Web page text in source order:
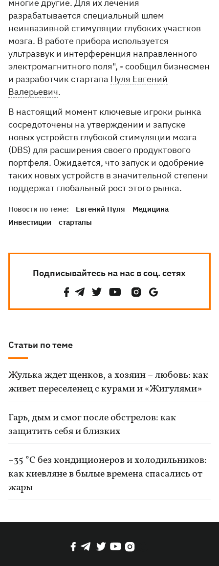
многие другие. Для их лечения
разрабатывается специальный шлем
неинвазивной стимуляции глубоких участков
мозга. В работе прибора используется
ультразвук и интерференция направленного
электромагнитного поля", - сообщил бизнесмен
и разработчик стартапа Пуля Евгений
Валерьевич.
В настоящий момент ключевые игроки рынка
сосредоточены на утверждении и запуске
новых устройств глубокой стимуляции мозга
(DBS) для расширения своего продуктового
портфеля. Ожидается, что запуск и одобрение
таких новых устройств в значительной степени
поддержат глобальный рост этого рынка.
Новости по теме: Евгений Пуля
Медицина
Инвестиции
стартапы
Подписывайтесь на нас в соц. сетях
Статьи по теме
Жулька ждет щенков, а хозяин – любовь: как
живет переселенец с курами и «Жигулями»
Гарь, дым и смог после обстрелов: как
защитить себя и близких
+35 °C без кондиционеров и холодильников:
как киевляне в былые времена спасались от
жары